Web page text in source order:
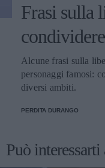
Frasi sulla
Alcune frasi sulla
personaggi famosi:
diversi ambiti.
PERDITA DURANGO
Può interessarti